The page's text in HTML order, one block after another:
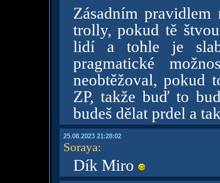
Zásadním
trolly, pokud tě
lidí a tohle je
pragmatické
neobtěžoval, pokud
ZP, takže buď to
budeš dělat prdel a
25.08.2023 21:28:02
Soraya:
Dík Miro